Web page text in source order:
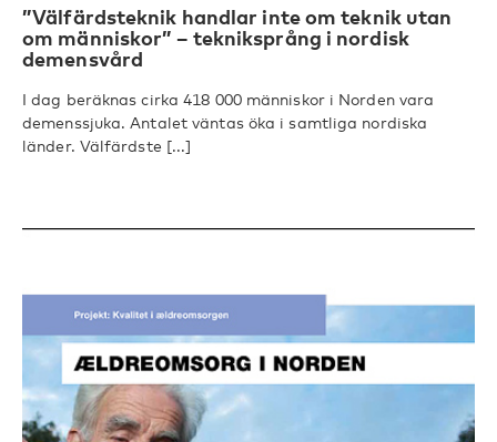
”Välfärdsteknik handlar inte om teknik utan
om människor” – tekniksprång i nordisk
demensvård
I dag beräknas cirka 418 000 människor i Norden vara
demenssjuka. Antalet väntas öka i samtliga nordiska
länder. Välfärdste [...]